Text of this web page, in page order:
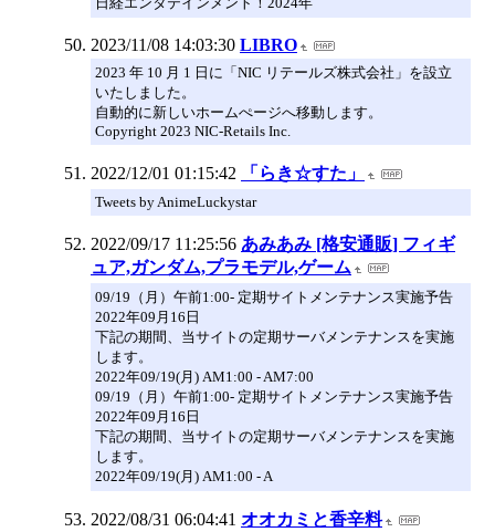
2023/11/08 14:03:30 LIBRO
2023 年 10 月 1 日に「NIC リテールズ株式会社」を設立
いたしました。
自動的に新しいホームぺージへ移動します。
Copyright 2023 NIC-Retails Inc.
2022/12/01 01:15:42 「らき☆すた」
Tweets by AnimeLuckystar
2022/09/17 11:25:56 あみあみ [格安通販] フィギ
ュア,ガンダム,プラモデル,ゲーム
09/19（月）午前1:00- 定期サイトメンテナンス実施予告
2022年09月16日
下記の期間、当サイトの定期サーバメンテナンスを実施
します。
2022年09/19(月) AM1:00 - AM7:00
09/19（月）午前1:00- 定期サイトメンテナンス実施予告
2022年09月16日
下記の期間、当サイトの定期サーバメンテナンスを実施
します。
2022年09/19(月) AM1:00 - A
2022/08/31 06:04:41 オオカミと香辛料